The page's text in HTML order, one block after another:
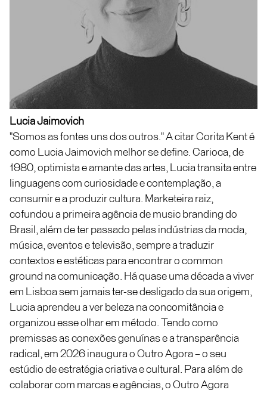
Lucia Jaimovich
"Somos as fontes uns dos outros." A citar Corita Kent é
como Lucia Jaimovich melhor se define. Carioca, de
1980, optimista e amante das artes, Lucia transita entre
linguagens com curiosidade e contemplação, a
consumir e a produzir cultura. Marketeira raiz,
cofundou a primeira agência de music branding do
Brasil, além de ter passado pelas indústrias da moda,
música, eventos e televisão, sempre a traduzir
contextos e estéticas para encontrar o common
ground na comunicação. Há quase uma década a viver
em Lisboa sem jamais ter-se desligado da sua origem,
Lucia aprendeu a ver beleza na concomitância e
organizou esse olhar em método. Tendo como
premissas as conexões genuínas e a transparência
radical, em 2026 inaugura o Outro Agora – o seu
estúdio de estratégia criativa e cultural. Para além de
colaborar com marcas e agências, o Outro Agora